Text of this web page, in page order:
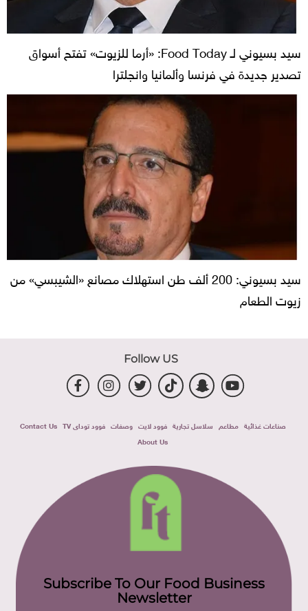
سيد بسيوني لـ Food Today: «أرما للزيوت» تفتح أسواق
تصدير جديدة في فرنسا وألمانيا وانجلترا
سيد بسيوني: 200 ألف طن استهلاك مصانع «الشيبسي» من
زيوت الطعام
Follow US
صناعات غذائية مطاعم سلاسل تجارية فوود لايت وصفات فوود توداى TV
Contact Us
About Us
Subscribe To Our Food Business
Newsletter